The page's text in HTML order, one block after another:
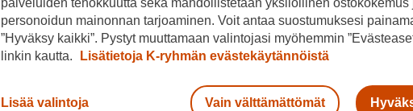
personoidun mainonnan tarjoaminen. Voit antaa suostumuksesi
”Hyväksy kaikki”. Pystyt muuttamaan valintojasi myöhemmin
linkin kautta.
Lisätietoja K-ryhmän evästekäytännöistä
Lisää valintoja Vain välttämättömät